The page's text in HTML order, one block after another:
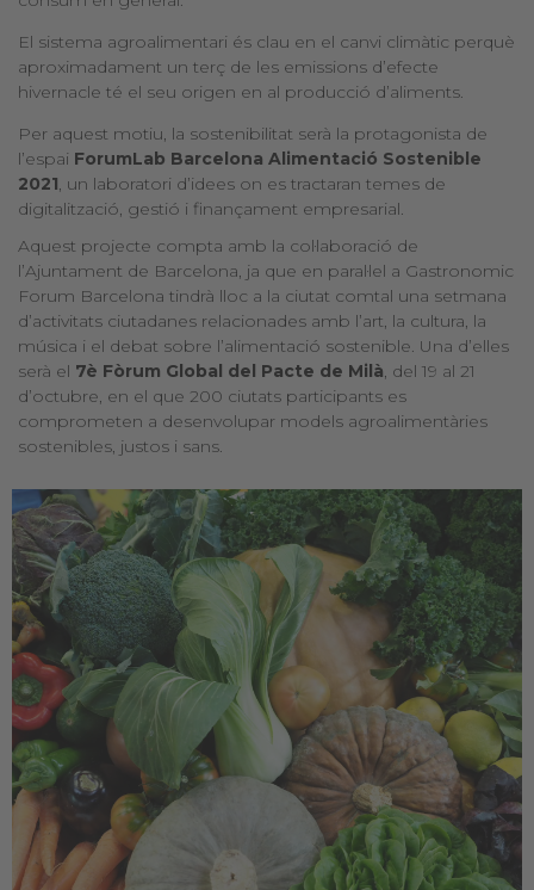
El sistema agroalimentari és clau en el canvi climàtic perquè
aproximadament un terç de les emissions d’efecte
hivernacle té el seu origen en al producció d’aliments.
Per aquest motiu, la sostenibilitat serà la protagonista de
l’espai ForumLab Barcelona Alimentació Sostenible
2021 , un laboratori d’idees on es tractaran temes de
digitalització, gestió i finançament empresarial.
Aquest projecte compta amb la col·laboració de
l’Ajuntament de Barcelona, ja que en paral·lel a Gastronomic
Forum Barcelona tindrà lloc a la ciutat comtal una setmana
d’activitats ciutadanes relacionades amb l’art, la cultura, la
música i el debat sobre l’alimentació sostenible. Una d’elles
serà el 7è Fòrum Global del Pacte de Milà , del 19 al 21
d’octubre, en el que 200 ciutats participants es
comprometen a desenvolupar models agroalimentàries
sostenibles, justos i sans.